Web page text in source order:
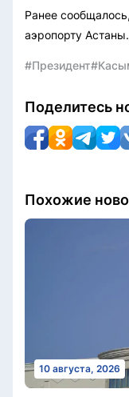
Ранее
аэропорту Астаны.
#Президент
Поделитесь
Похожие
10 августа, 2026